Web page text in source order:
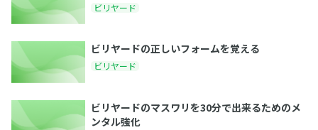
ビリヤード
ビリヤードの正しいフォームを覚える
ビリヤード
ビリヤードのマスワリを30分で出来るためのメ
ンタル強化